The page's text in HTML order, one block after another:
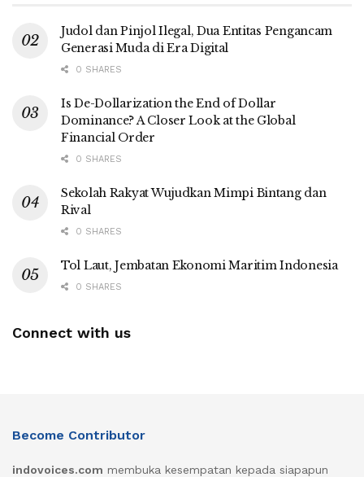
Judol dan Pinjol Ilegal, Dua Entitas Pengancam
Generasi Muda di Era Digital
0 SHARES
Is De-Dollarization the End of Dollar
Dominance? A Closer Look at the Global
Financial Order
0 SHARES
Sekolah Rakyat Wujudkan Mimpi Bintang dan
Rival
0 SHARES
Tol Laut, Jembatan Ekonomi Maritim Indonesia
0 SHARES
Connect with us
Become Contributor
indovoices.com membuka kesempatan kepada siapapun